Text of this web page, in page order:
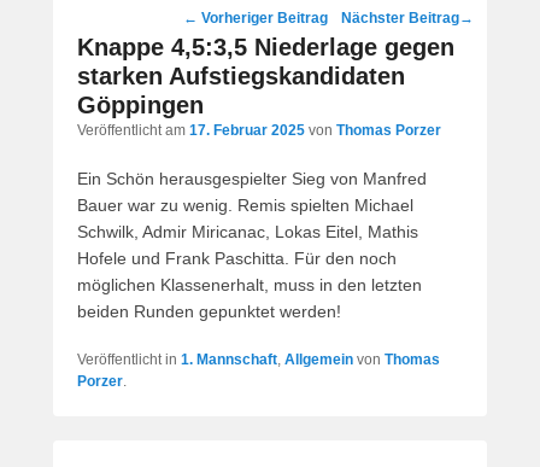
Beitragsnavigation
← Vorheriger Beitrag Nächster Beitrag→
Knappe 4,5:3,5 Niederlage gegen
starken Aufstiegskandidaten
Göppingen
Veröffentlicht am 17. Februar 2025 von Thomas Porzer
Ein Schön herausgespielter Sieg von Manfred
Bauer war zu wenig. Remis spielten Michael
Schwilk, Admir Miricanac, Lokas Eitel, Mathis
Hofele und Frank Paschitta. Für den noch
möglichen Klassenerhalt, muss in den letzten
beiden Runden gepunktet werden!
Veröffentlicht in 1. Mannschaft, Allgemein von Thomas
Porzer.